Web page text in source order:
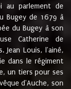
au parlement de
Bugey de 1679 à
du Bugey à son
Catherine de
Jean Louis, l'ainé,
dans le régiment
un tiers pour ses
d'Auche, son